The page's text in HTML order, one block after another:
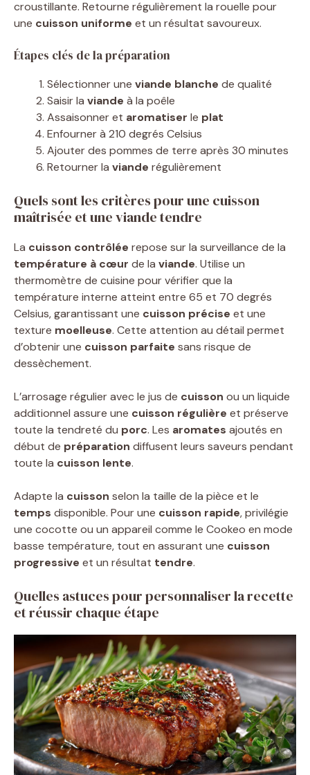
croustillante. Retourne régulièrement la rouelle pour
une cuisson uniforme et un résultat savoureux.
Étapes clés de la préparation
Sélectionner une viande blanche de qualité
Saisir la viande à la poêle
Assaisonner et aromatiser le plat
Enfourner à 210 degrés Celsius
Ajouter des pommes de terre après 30 minutes
Retourner la viande régulièrement
Quels sont les critères pour une cuisson
maîtrisée et une viande tendre
La cuisson contrôlée repose sur la surveillance de la
température à cœur de la viande. Utilise un
thermomètre de cuisine pour vérifier que la
température interne atteint entre 65 et 70 degrés
Celsius, garantissant une cuisson précise et une
texture moelleuse. Cette attention au détail permet
d’obtenir une cuisson parfaite sans risque de
dessèchement.
L’arrosage régulier avec le jus de cuisson ou un liquide
additionnel assure une cuisson régulière et préserve
toute la tendreté du porc. Les aromates ajoutés en
début de préparation diffusent leurs saveurs pendant
toute la cuisson lente.
Adapte la cuisson selon la taille de la pièce et le
temps disponible. Pour une cuisson rapide, privilégie
une cocotte ou un appareil comme le Cookeo en mode
basse température, tout en assurant une cuisson
progressive et un résultat tendre.
Quelles astuces pour personnaliser la recette
et réussir chaque étape